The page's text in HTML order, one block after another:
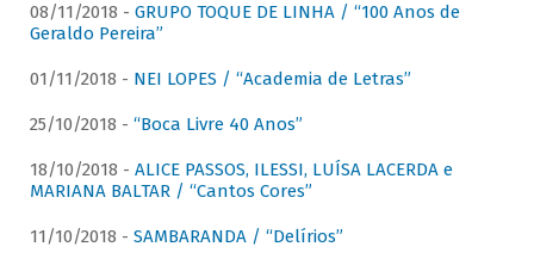
08/11/2018 - GRUPO TOQUE DE LINHA / “100 Anos de
Geraldo Pereira”
01/11/2018 - NEI LOPES / “Academia de Letras”
25/10/2018 - “Boca Livre 40 Anos”
18/10/2018 - ALICE PASSOS, ILESSI, LUÍSA LACERDA e
MARIANA BALTAR / “Cantos Cores”
11/10/2018 - SAMBARANDA / “Delírios”